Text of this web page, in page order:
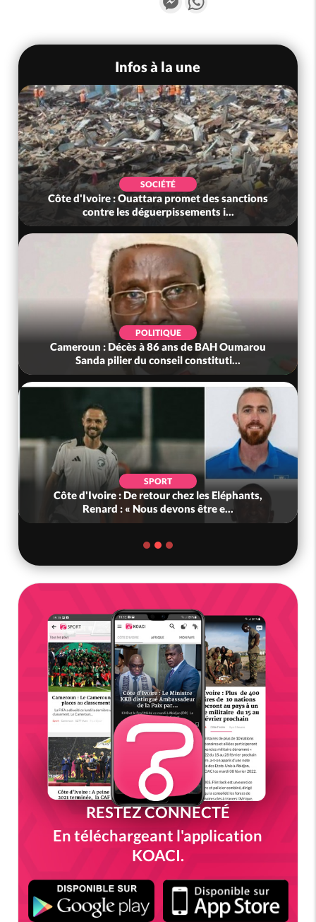
Infos à la une
SOCIÉTÉ
Côte d'Ivoire : Ouattara promet des sanctions
contre les déguerpissements i...
POLITIQUE
Cameroun : Décès à 86 ans de BAH Oumarou
Sanda pilier du conseil constituti...
SPORT
Côte d'Ivoire : De retour chez les Eléphants,
Renard : « Nous devons être e...
RESTEZ CONNECTÉ
En téléchargeant l'application
KOACI.